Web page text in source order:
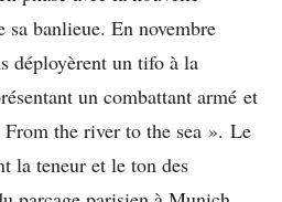
sa banlieue. En novembre
déployèrent un tifo à la
un combattant armé et
the river to the sea ». Le
la teneur et le ton des